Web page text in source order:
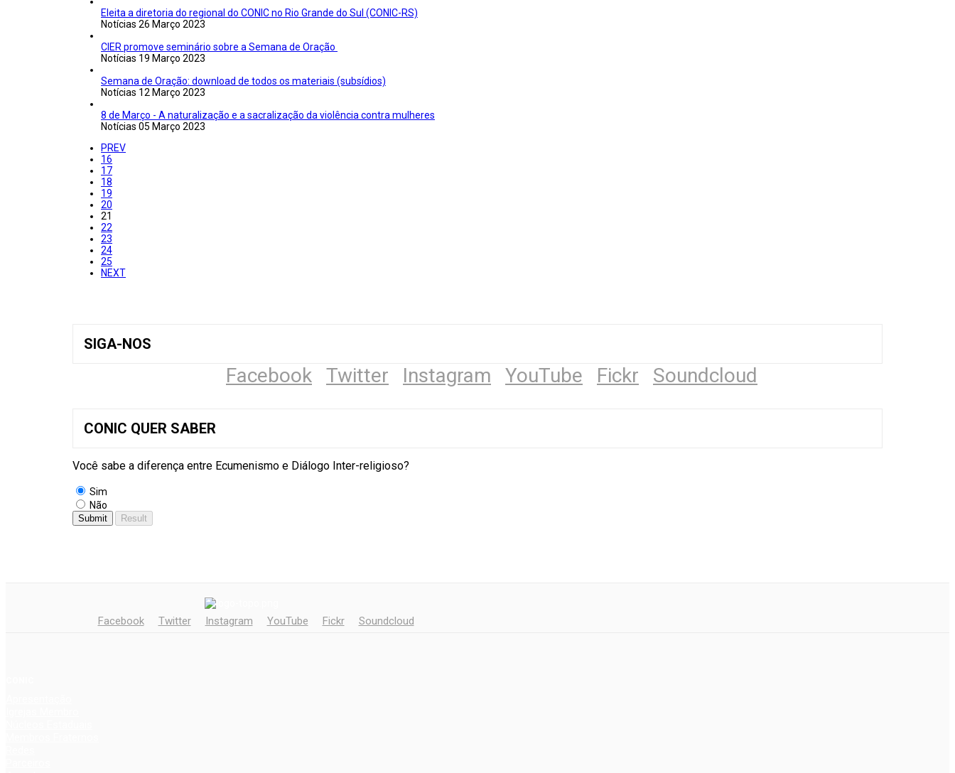
Eleita a diretoria do regional do CONIC no Rio Grande do Sul (CONIC-RS)
Notícias 26 Março 2023
CIER promove seminário sobre a Semana de Oração
Notícias 19 Março 2023
Semana de Oração: download de todos os materiais (subsídios)
Notícias 12 Março 2023
8 de Março - A naturalização e a sacralização da violência contra mulheres
Notícias 05 Março 2023
PREV
16
17
18
19
20
21
22
23
24
25
NEXT
SIGA-NOS
Facebook Twitter Instagram YouTube Fickr Soundcloud
CONIC QUER SABER
Você sabe a diferença entre Ecumenismo e Diálogo Inter-religioso?
Sim
Não
Facebook Twitter Instagram YouTube Fickr Soundcloud